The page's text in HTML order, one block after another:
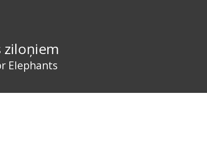
ziloņiem
Elephants